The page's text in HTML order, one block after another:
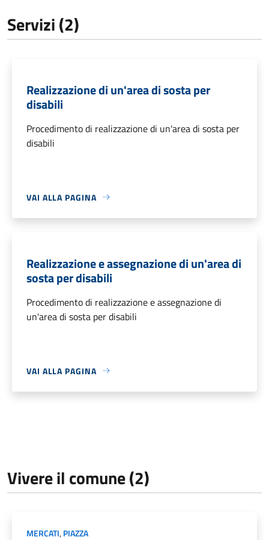
Servizi (2)
Realizzazione di un'area di sosta per
disabili
Procedimento di realizzazione di un'area di sosta per
disabili
VAI ALLA PAGINA
Realizzazione e assegnazione di un'area di
sosta per disabili
Procedimento di realizzazione e assegnazione di
un'area di sosta per disabili
VAI ALLA PAGINA
Vivere il comune (2)
MERCATI,PIAZZA